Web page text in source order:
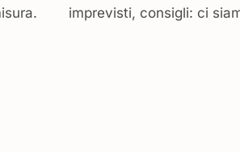
imprevisti, consigli: ci